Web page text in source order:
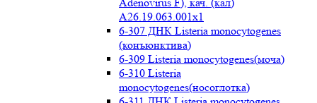
A26.19.063.001x1
6-307 ДНК Listeria monocytogenes
(конъюнктива)
6-309 Listeria monocytogenes(моча)
6-310 Listeria
monocytogenes(носоглотка)